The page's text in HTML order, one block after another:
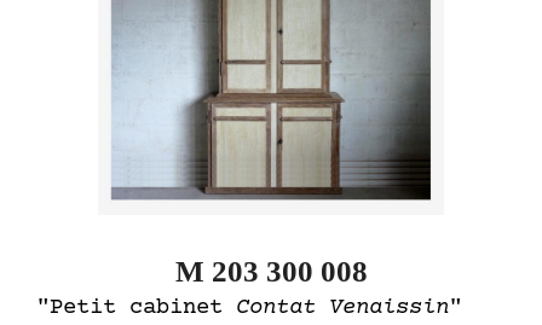
M 203 300 008
"Petit cabinet Contat Venaissin"